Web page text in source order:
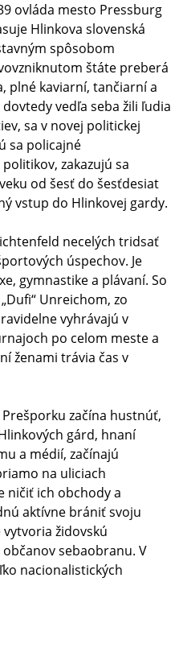
ovláda mesto Pressburg
Hlinkova slovenská
spôsobom
štáte preberá
plné kaviarní, tančiarní a
vedľa seba žili ľudia
sa v novej politickej
sa policajné
zakazujú sa
od šesť do šesťdesiat
vstup do Hlinkovej gardy.
necelých tridsať
úspechov. Je
gymnastike a plávaní. So
Unreichom, zo
vyhrávajú v
po celom meste a
ženami trávia čas v
začína hustnúť,
gárd, hnaní
a médií, začínajú
na uliciach
ničiť ich obchody a
aktívne brániť svoju
židovskú
sebaobranu. V
nacionalistických